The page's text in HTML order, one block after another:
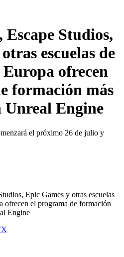
Studios,
escuelas de
ofrecen
formación más
Engine
el próximo 26 de julio y
Epic Games y otras escuelas
ofrecen el programa de formación
Engine